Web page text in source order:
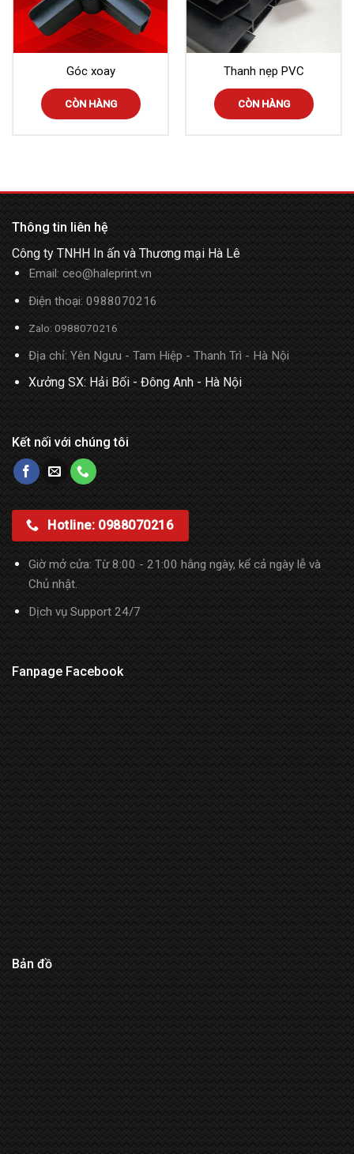
Góc xoay
CÒN HÀNG
Thanh nẹp PVC
CÒN HÀNG
Thông tin liên hệ
Công ty TNHH In ấn và Thương mại Hà Lê
Email:ceo@haleprint.vn
Điện thoại:0988070216
Zalo:0988070216
Địa chỉ: Yên Ngưu - Tam Hiệp - Thanh Trì - Hà Nội
Xưởng SX: Hải Bối - Đông Anh - Hà Nội
Kết nối với chúng tôi
Hotline: 0988070216
Giờ mở cửa: Từ 8:00 - 21:00 hằng ngày, kể cả ngày lễ và
Chủ nhật.
Dịch vụ Support 24/7
Fanpage Facebook
Bản đồ